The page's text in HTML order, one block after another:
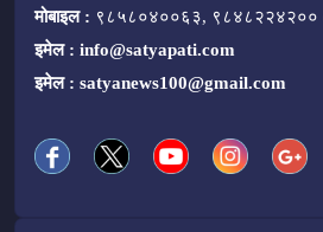
मोबाइल : ९८५८०४००६३, ९८४८२२४२००
इमेल : info@satyapati.com
इमेल : satyanews100@gmail.com